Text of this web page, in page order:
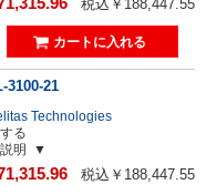
税込￥188,447.55
3100-21
Technologies
る
明
税込￥188,447.55